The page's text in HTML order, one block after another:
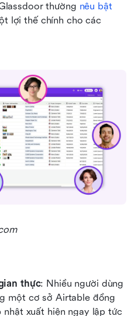
thường nêu bật
lợi thế chính cho các
thực: Nhiều người dùng
một cơ sở Airtable đồng
xuất hiện ngay lập tức